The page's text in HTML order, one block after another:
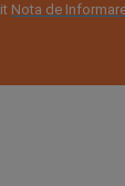
Nota de